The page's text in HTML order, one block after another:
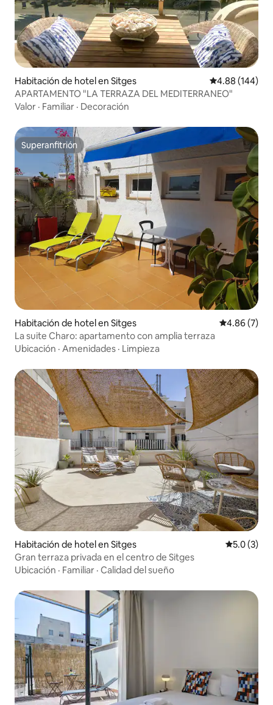
Habitación de hotel en Sitges Calificación
4.88 (144)
APARTAMENTO "LA TERRAZA DEL MEDITERRANEO"
Valor · Familiar · Decoración
Superanfitrión
Superanfitrión
Habitación de hotel en Sitges Calificación
4.86 (7)
La suite Charo: apartamento con amplia terraza
Ubicación · Amenidades · Limpieza
Habitación de hotel en Sitges
5.0 (3)
Gran terraza privada en el centro de Sitges
Ubicación · Familiar · Calidad del sueño